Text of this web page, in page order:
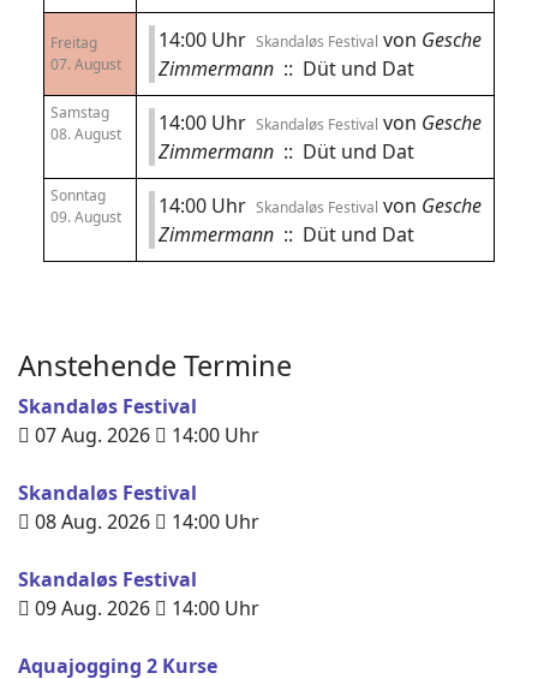
Freitag
07. August
14:00 Uhr Skandaløs Festival von Gesche
Zimmermann :: Düt und Dat
Samstag
08. August
14:00 Uhr Skandaløs Festival von Gesche
Zimmermann :: Düt und Dat
Sonntag
09. August
14:00 Uhr Skandaløs Festival von Gesche
Zimmermann :: Düt und Dat
Anstehende Termine
Skandaløs Festival
07 Aug. 2026
14:00 Uhr
Skandaløs Festival
08 Aug. 2026
14:00 Uhr
Skandaløs Festival
09 Aug. 2026
14:00 Uhr
Aquajogging 2 Kurse